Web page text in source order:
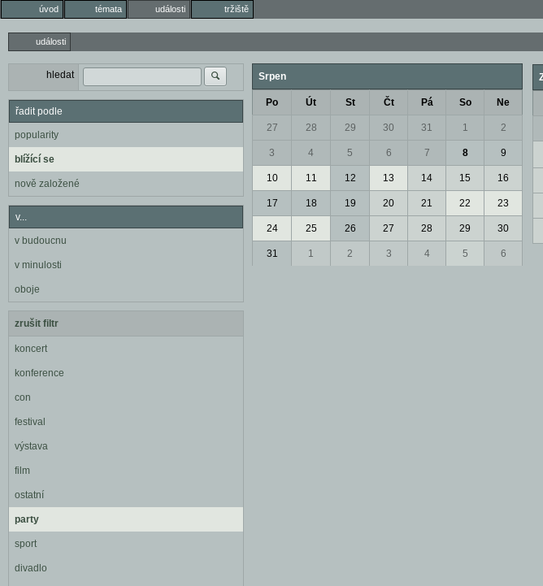
úvod témata události tržiště
události
hledat
řadit podle
popularity
blížící se
nově založené
v...
v budoucnu
v minulosti
oboje
zrušit filtr
koncert
konference
con
festival
výstava
film
ostatní
party
sport
divadlo
Srpen
Po Út St Čt Pá So Ne
27 28 29 30 31 1 2
3 4 5 6 7 8 9
10 11 12 13 14 15 16
17 18 19 20 21 22 23
24 25 26 27 28 29 30
31 1 2 3 4 5 6